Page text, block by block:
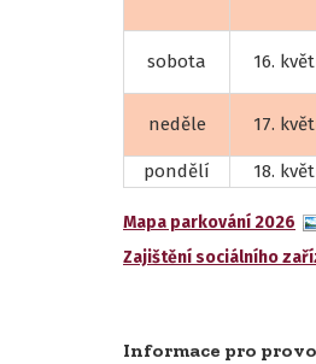
sobota 16.
neděle 17.
pondělí
18.
Mapa parkování 2026
Zajištění sociálního
Informace pro